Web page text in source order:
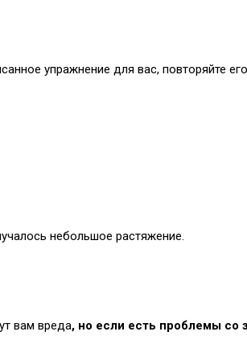
упражнение для вас, повторяйте
небольшое растяжение.
вам вреда, но если есть проблемы со